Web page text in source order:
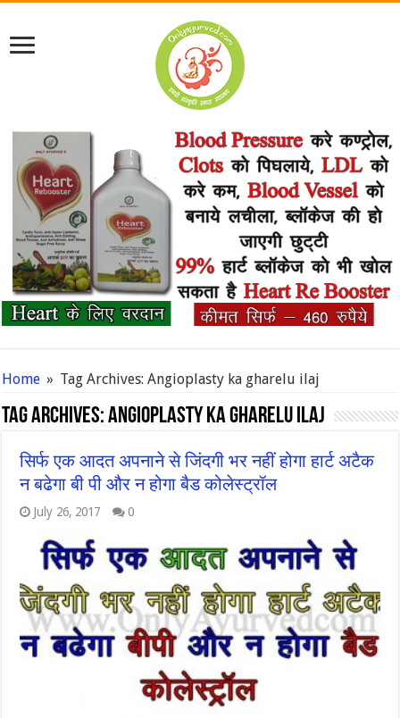
Home » Tag Archives: Angioplasty ka gharelu ilaj
Tag Archives:Angioplasty ka gharelu ilaj
सिर्फ एक आदत अपनाने से जिंदगी भर नहीं होगा हार्ट अटैक
न बढेगा बी पी और न होगा बैड कोलेस्ट्रॉल
July 26, 2017 0